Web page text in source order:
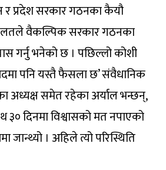
र प्रदेश सरकार गठनका कैयौ
वैकल्पिक सरकार गठनका
गर्नु भनेको छ । पछिल्लो कोशी
पनि यस्तै फैसला छ’ संवैधानिक
अध्यक्ष समेत रहेका अर्याल भन्छन्,
३० दिनमा विश्वासको मत नपाएको
जान्थ्यो । अहिले त्यो परिस्थिति